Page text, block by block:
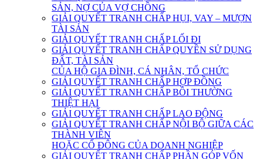
SẢN, NỢ CỦA VỢ CHỒNG
GIẢI QUYẾT TRANH CHẤP HỤI, VAY – MƯỢN
TÀI SẢN
GIẢI QUYẾT TRANH CHẤP LỐI ĐI
GIẢI QUYẾT TRANH CHẤP QUYỀN SỬ DỤNG
ĐẤT, TÀI SẢN
CỦA HỘ GIA ĐÌNH, CÁ NHÂN, TỔ CHỨC
GIẢI QUYẾT TRANH CHẤP HỢP ĐỒNG
GIẢI QUYẾT TRANH CHẤP BỒI THƯỜNG
THIỆT HẠI
GIẢI QUYẾT TRANH CHẤP LAO ĐỘNG
GIẢI QUYẾT TRANH CHẤP NỘI BỘ GIỮA CÁC
THÀNH VIÊN
HOẶC CỔ ĐÔNG CỦA DOANH NGHIỆP
GIẢI QUYẾT TRANH CHẤP PHẦN GÓP VỐN